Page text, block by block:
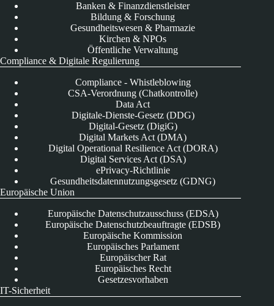
Banken & Finanzdienstleister
Bildung & Forschung
Gesundheitswesen & Pharmazie
Kirchen & NPOs
Öffentliche Verwaltung
Compliance & Digitale Regulierung
Compliance - Whistleblowing
CSA-Verordnung (Chatkontrolle)
Data Act
Digitale-Dienste-Gesetz (DDG)
Digital-Gesetz (DigiG)
Digital Markets Act (DMA)
Digital Operational Resilience Act (DORA)
Digital Services Act (DSA)
ePrivacy-Richtlinie
Gesundheitsdatennutzungsgesetz (GDNG)
Europäische Union
Europäische Datenschutzausschuss (EDSA)
Europäische Datenschutzbeauftragte (EDSB)
Europäische Kommission
Europäisches Parlament
Europäischer Rat
Europäisches Recht
Gesetzesvorhaben
IT-Sicherheit